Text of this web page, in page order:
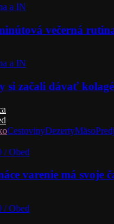
a IN
večerná
a IN
si začali dávať
CestovinyDezertyMäso
/ Obed
varenie má svoje
/ Obed